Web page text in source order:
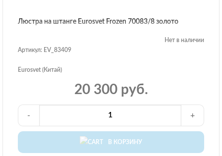
Люстра на штанге Eurosvet Frozen 70083/8 золото
Нет в наличии
Артикул: EV_83409
Eurosvet (Китай)
20 300 руб.
В КОРЗИНУ
- +